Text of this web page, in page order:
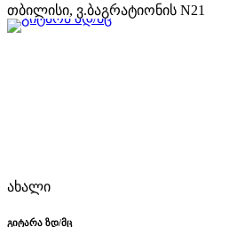
თბილისი, ვ.ბაგრატიონის N21
ახალი
გიტარა ზდ/მც